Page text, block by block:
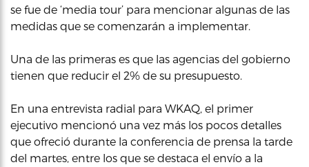
se fue de ‘media tour’ para mencionar algunas de las
medidas que se comenzarán a implementar.
Una de las primeras es que las agencias del gobierno
tienen que reducir el 2% de su presupuesto.
En una entrevista radial para WKAQ, el primer
ejecutivo mencionó una vez más los pocos detalles
que ofreció durante la conferencia de prensa la tarde
del martes, entre los que se destaca el envío a la